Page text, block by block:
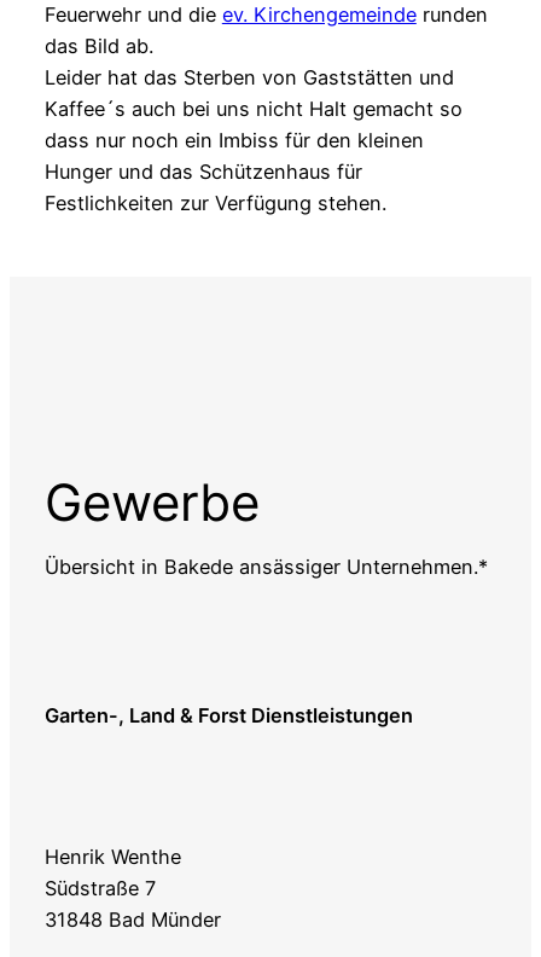
Feuerwehr und die ev. Kirchengemeinderunden
das Bild ab.
Leider hat das Sterben von Gaststätten und
Kaffee´s auch bei uns nicht Halt gemacht so
dass nur noch ein Imbiss für den kleinen
Hunger und das Schützenhaus für
Festlichkeiten zur Verfügung stehen.
Gewerbe
Übersicht in Bakede ansässiger Unternehmen.*
Garten-, Land & Forst Dienstleistungen
Henrik Wenthe
Südstraße 7
31848 Bad Münder